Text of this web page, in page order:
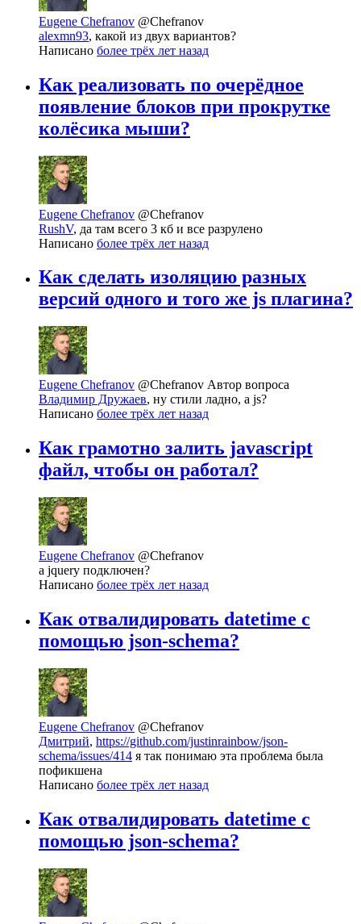
Eugene Chefranov @Chefranov
alexmn93, какой из двух вариантов?
Написано более трёх лет назад
Как реализовать по очерёдное
появление блоков при прокрутке
колёсика мыши?
Eugene Chefranov @Chefranov
RushV, да там всего 3 кб и все разрулено
Написано более трёх лет назад
Как сделать изоляцию разных
версий одного и того же js плагина?
Eugene Chefranov @Chefranov Автор вопроса
Владимир Дружаев, ну стили ладно, а js?
Написано более трёх лет назад
Как грамотно залить javascript
файл, чтобы он работал?
Eugene Chefranov @Chefranov
а jquery подключен?
Написано более трёх лет назад
Как отвалидировать datetime с
помощью json-schema?
Eugene Chefranov @Chefranov
Дмитрий, https://github.com/justinrainbow/json-
schema/issues/414 я так понимаю эта проблема была
пофикшена
Написано более трёх лет назад
Как отвалидировать datetime с
помощью json-schema?